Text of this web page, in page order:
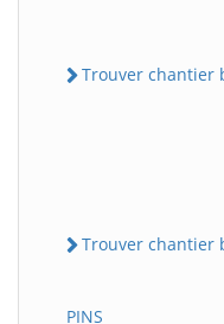
Trouver chantier
Trouver chantier
PINS